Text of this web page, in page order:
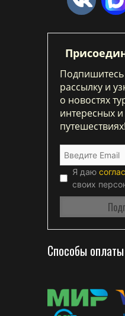
рассылку и
о новостях
интересных
путешествиях!
Я даю
своих
Способы оплаты